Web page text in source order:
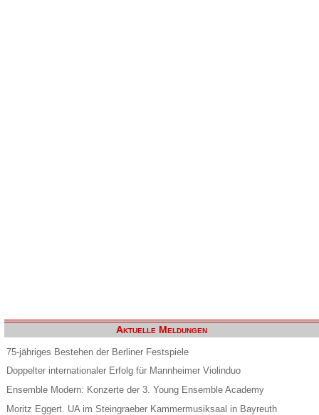
Aktuelle Meldungen
75-jähriges Bestehen der Berliner Festspiele
Doppelter internationaler Erfolg für Mannheimer Violinduo
Ensemble Modern: Konzerte der 3. Young Ensemble Academy
Moritz Eggert. UA im Steingraeber Kammermusiksaal in Bayreuth